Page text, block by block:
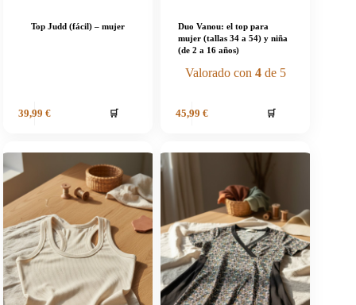
Top Judd (fácil) – mujer
39,99 € 🛒
Duo Vanou: el top para
mujer (tallas 34 a 54) y niña
(de 2 a 16 años)
Valorado con 4de 5
45,99 € 🛒